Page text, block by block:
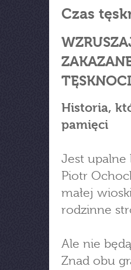
Czas
Historia,
pamięci
Jest upalne
Piotr
małej
rodzinne
Ale nie
Znad obu